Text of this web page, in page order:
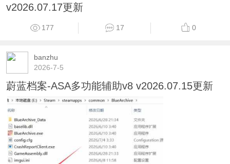
v2026.07.17更新
177 17 0
banzhu
2026-7-5
蔚蓝档案-ASA多功能辅助v8 v2026.07.15更新